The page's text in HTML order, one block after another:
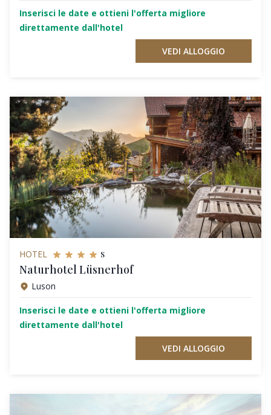
Inserisci le date e ottieni l'offerta migliore
direttamente dall'hotel
VEDI ALLOGGIO
HOTEL s
Naturhotel Lüsnerhof
Luson
Inserisci le date e ottieni l'offerta migliore
direttamente dall'hotel
VEDI ALLOGGIO